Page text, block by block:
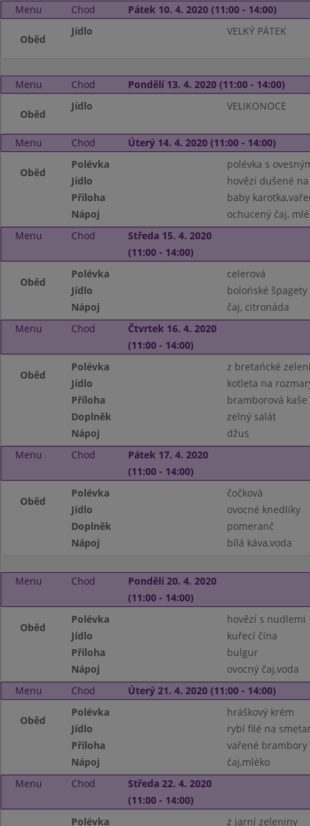
Menu
Chod Pátek 10. 4. 2020 (11:00 - 14:00)
Oběd
Jídlo VELKÝ PÁTEK
Menu Chod Pondělí 13. 4. 2020 (11:00 - 14:00)
Oběd
Jídlo VELIKONOCE
Menu Chod Úterý 14. 4. 2020 (11:00 - 14:00)
Oběd
Polévka
polévka s
Jídlo
hovězí dušené
Příloha
baby
Nápoj
ochucený čaj,
Menu
Chod
Středa 15. 4. 2020
(11:00 - 14:00)
Oběd
Polévka
celerová
Jídlo
bolońské špagety
Nápoj
čaj, citronáda
Menu
Chod
Čtvrtek 16. 4. 2020
(11:00 - 14:00)
Oběd
Polévka
z bretańcké
Jídlo
kotleta na
Příloha
bramborová kaše
Doplněk
zelný salát
Nápoj
džus
Menu
Chod
Pátek 17. 4. 2020
(11:00 - 14:00)
Oběd
Polévka
čočková
Jídlo
ovocné knedlíky
Doplněk
pomeranč
Nápoj
bílá káva,voda
Menu Chod
Pondělí 20. 4. 2020
(11:00 - 14:00)
Oběd
Polévka
hovězí s nudlemi
Jídlo
kuřecí čína
Příloha
bulgur
Nápoj
ovocný čaj,voda
Menu
Chod Úterý 21. 4. 2020 (11:00 - 14:00)
Oběd
Polévka
hráškový krém
Jídlo
rybí filé na
Příloha
vařené brambory
Nápoj
čaj,mléko
Menu
Chod
Středa 22. 4. 2020
(11:00 - 14:00)
Polévka z jarní zeleniny